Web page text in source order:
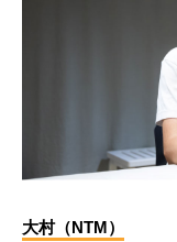
大村（NTM）